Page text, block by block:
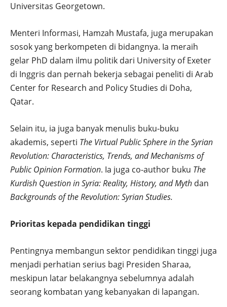
Universitas Georgetown.
Menteri Informasi, Hamzah Mustafa, juga merupakan
sosok yang berkompeten di bidangnya. Ia meraih
gelar PhD dalam ilmu politik dari University of Exeter
di Inggris dan pernah bekerja sebagai peneliti di Arab
Center for Research and Policy Studies di Doha,
Qatar.
Selain itu, ia juga banyak menulis buku-buku
akademis, seperti The Virtual Public Sphere in the Syrian
Revolution: Characteristics, Trends, and Mechanisms of
Public Opinion Formation. Ia juga co-author buku The
Kurdish Question in Syria: Reality, History, and Myth dan
Backgrounds of the Revolution: Syrian Studies.
Prioritas kepada pendidikan tinggi
Pentingnya membangun sektor pendidikan tinggi juga
menjadi perhatian serius bagi Presiden Sharaa,
meskipun latar belakangnya sebelumnya adalah
seorang kombatan yang kebanyakan di lapangan.